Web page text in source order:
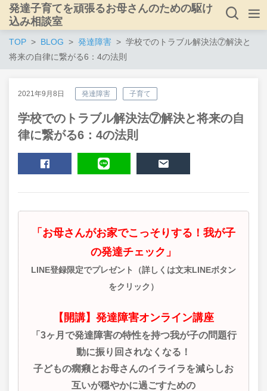
発達子育てを頑張るお母さんのための駆け
込み相談室
TOP BLOG 発達障害
学校でのトラブル解決法⑦解決と
将来の自律に繋がる6：4の法則
2021年9月8日 発達障害 子育て
学校でのトラブル解決法⑦解決と将来の自
律に繋がる6：4の法則
「お母さんがお家でこっそりする！我が子
の発達チェック」
LINE登録限定でプレゼント（詳しくは文末LINEボタン
をクリック）
【開講】発達障害オンライン講座
「3ヶ月で発達障害の特性を持つ我が子の問題行
動に振り回されなくなる！
子どもの癇癪とお母さんのイライラを減らしお
互いが穏やかに過ごすための